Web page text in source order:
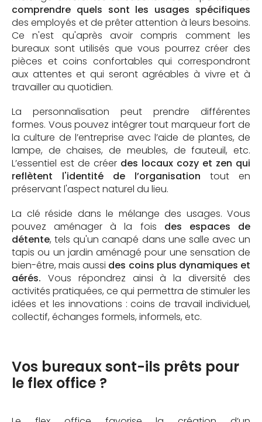
comprendre quels sont les usages spécifiques
des employés et de prêter attention à leurs besoins.
Ce n'est qu'après avoir compris comment les
bureaux sont utilisés que vous pourrez créer des
pièces et coins confortables qui correspondront
aux attentes et qui seront agréables à vivre et à
travailler au quotidien.
La personnalisation peut prendre différentes
formes. Vous pouvez intégrer tout marqueur fort de
la culture de l’entreprise avec l’aide de plantes, de
lampe, de chaises, de meubles, de fauteuil, etc.
L’essentiel est de créer des locaux cozy et zen qui
reflètent l'identité de l’organisation tout en
préservant l'aspect naturel du lieu.
La clé réside dans le mélange des usages. Vous
pouvez aménager à la fois des espaces de
détente, tels qu'un canapé dans une salle avec un
tapis ou un jardin aménagé pour une sensation de
bien-être, mais aussi des coins plus dynamiques et
aérés. Vous répondrez ainsi à la diversité des
activités pratiquées, ce qui permettra de stimuler les
idées et les innovations : coins de travail individuel,
collectif, échanges formels, informels, etc.
Vos bureaux sont-ils prêts pour
le flex office ?